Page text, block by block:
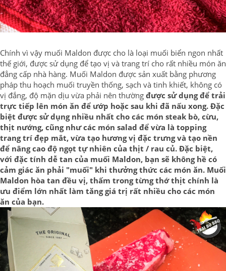
Chính vì vậy muối Maldon được cho là loại muối biển ngon nhất
thế giới, được sử dụng để tạo vị và trang trí cho rất nhiều món ăn
đẳng cấp nhà hàng. Muối Maldon được sản xuất bằng phương
pháp thu hoạch muối truyền thống, sạch và tinh khiết, không có
vị đắng, độ mặn dịu vừa phải nên thường được sử dụng để trải
trực tiếp lên món ăn để ướp hoặc sau khi đã nấu xong. Đặc
biệt được sử dụng nhiều nhất cho các món steak bò, cừu,
thịt nướng, cũng như các món salad để vừa là topping
trang trí đẹp mắt, vừa tạo hương vị đặc trưng và tạo nền
để nâng cao độ ngọt tự nhiên của thịt / rau củ. Đặc biệt,
với đặc tính dễ tan của muối Maldon, bạn sẽ không hề có
cảm giác ăn phải "muối" khi thưởng thức các món ăn. Muối
Maldon hòa tan đều vị, thấm trong từng thớ thịt chính là
ưu điểm lớn nhất làm tăng giá trị rất nhiều cho các món
ăn của bạn.